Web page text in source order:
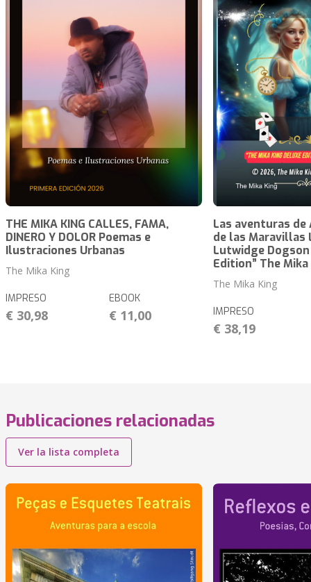
THE MIKA KING CALLES, FAMA,
DINERO Y DOLOR Poemas e
Ilustraciones Urbanas
The Mika King
IMPRESO
€ 30,98
EBOOK
€ 11,00
Las aventuras de
de las Maravillas
Lutwidge Dogson
Edition” The
The Mika King
IMPRESO
€ 38,19
Publicaciones relacionadas
Ver la lista completa